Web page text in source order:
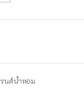
นด์น้ำหอม